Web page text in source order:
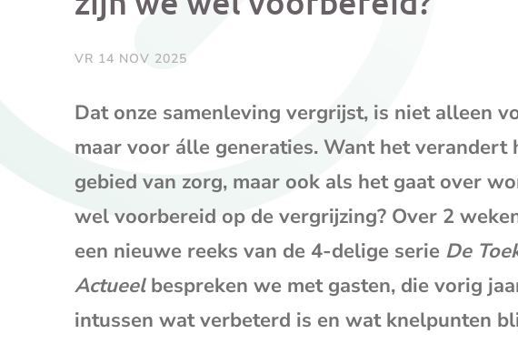
VR 14 NOV 2025
Dat onze samenleving vergrijst, is niet alleen
maar voor álle generaties. Want het verandert
gebied van zorg, maar ook als het gaat over
wel voorbereid op de vergrijzing? Over 2
een nieuwe reeks van de 4-delige serie De
Actueelbespreken we met gasten, die vorig
intussen wat verbeterd is en wat knelpunten